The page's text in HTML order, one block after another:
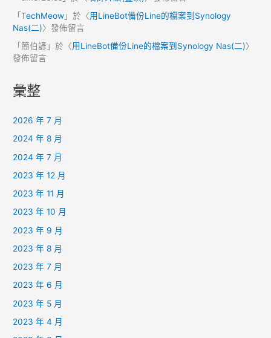
「TechMeow」於〈用LineBot備份Line的檔案到Synology
Nas(二)〉發佈留言
「 簡伯諺 」於〈用LineBot備份Line的檔案到Synology Nas(二)〉
發佈留言
彙整
2026 年 7 月
2024 年 8 月
2024 年 7 月
2023 年 12 月
2023 年 11 月
2023 年 10 月
2023 年 9 月
2023 年 8 月
2023 年 7 月
2023 年 6 月
2023 年 5 月
2023 年 4 月